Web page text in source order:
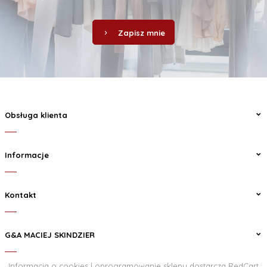
Zapisz mnie
Obsługa klienta
Informacje
Kontakt
G&A MACIEJ SKINDZIER